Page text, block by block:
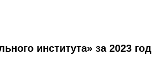
института» за 2023 год